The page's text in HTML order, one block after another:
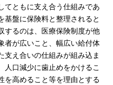
てともに支え合う仕組みであ
基盤に保険料と整理されると
するのは、医療保険制度が他
者が広いこと、幅広い給付体
支え合いの仕組みが組み込ま
人口減少に歯止めをかけるこ
を高めること等を理由とする